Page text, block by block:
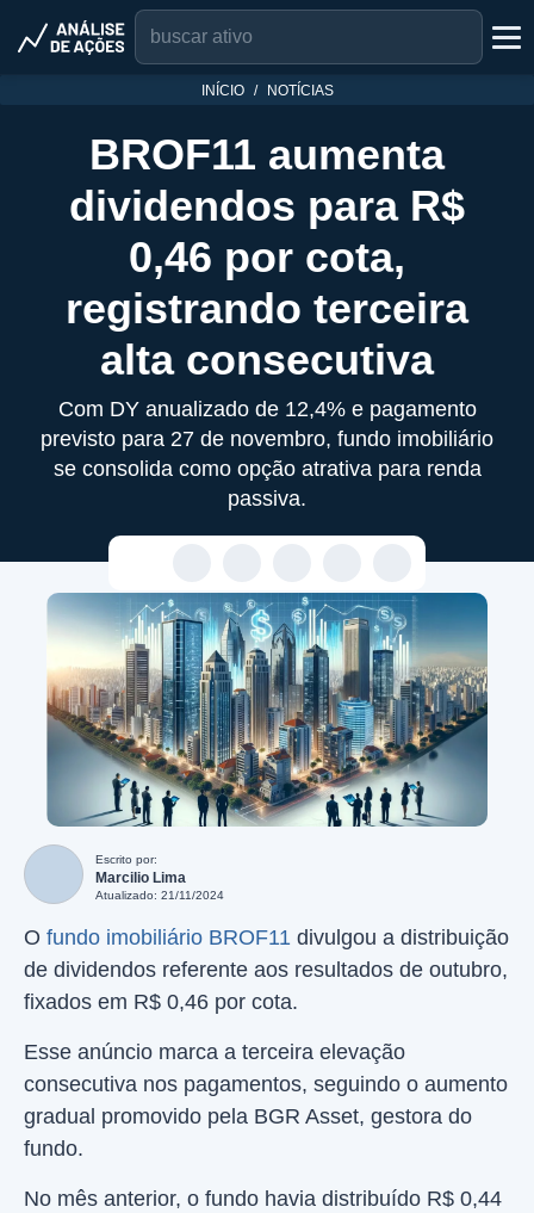
INÍCIO NOTÍCIAS
BROF11 aumenta
dividendos para R$
0,46 por cota,
registrando terceira
alta consecutiva
Com DY anualizado de 12,4% e pagamento
previsto para 27 de novembro, fundo imobiliário
se consolida como opção atrativa para renda
passiva.
Escrito por:
Marcilio Lima
Atualizado: 21/11/2024
O fundo imobiliário BROF11 divulgou a distribuição
de dividendos referente aos resultados de outubro,
fixados em R$ 0,46 por cota.
Esse anúncio marca a terceira elevação
consecutiva nos pagamentos, seguindo o aumento
gradual promovido pela BGR Asset, gestora do
fundo.
No mês anterior, o fundo havia distribuído R$ 0,44